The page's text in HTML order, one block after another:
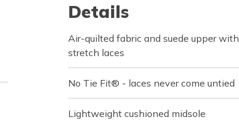
Details
Air-quilted fabric and suede upper with
stretch laces
No Tie Fit® - laces never come untied
Lightweight cushioned midsole